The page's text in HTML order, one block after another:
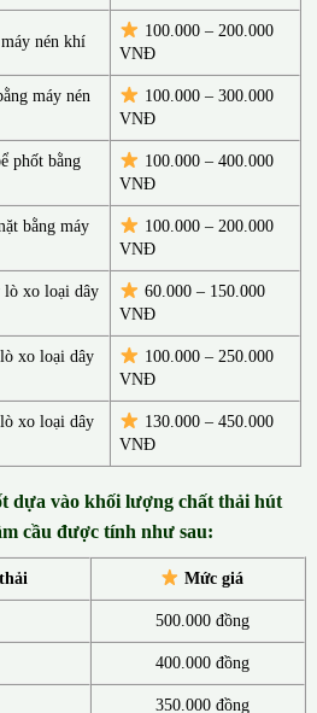
nén khí
100.000 – 200.000
VNĐ
máy nén
100.000 – 300.000
VNĐ
phốt bằng
100.000 – 400.000
VNĐ
bằng máy
100.000 – 200.000
VNĐ
lò xo loại dây
60.000 – 150.000
VNĐ
xo loại dây
100.000 – 250.000
VNĐ
xo loại dây
130.000 –450.000
VNĐ
dựa vào khối lượng chất thải hút
cầu được tính như sau:
Mức giá
500.000 đồng
400.000 đồng
350.000 đồng